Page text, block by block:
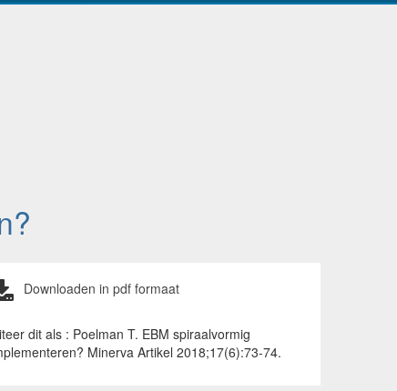
Downloaden in pdf formaat
dit als : Poelman T. EBM spiraalvormig
Minerva Artikel 2018;17(6):73-74.